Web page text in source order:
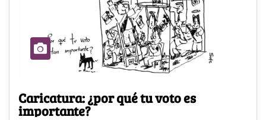
Caricatura: ¿por qué tu voto es
importante?